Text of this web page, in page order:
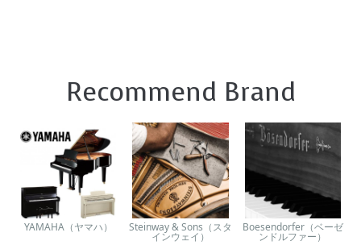
Recommend Brand
YAMAHA（ヤマハ） Steinway & Sons（スタ
インウェイ）
Boesendorfer（ベーゼ
ンドルファー）